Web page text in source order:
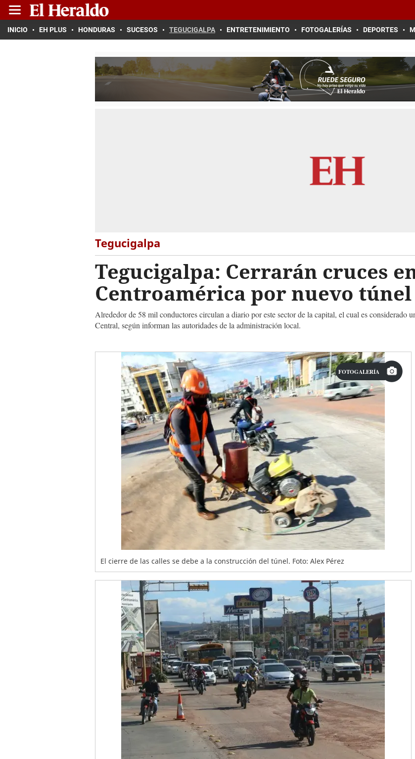
INICIO EH PLUS HONDURAS SUCESOS TEGUCIGALPA ENTRETENIMIENTO FOTOGALERÍAS DEPORTES
Tegucigalpa
Tegucigalpa: Cerrarán cruces
Centroamérica por nuevo túnel
Alrededor de 58 mil conductores circulan a diario por este sector de la capital, el cual es considerado
Central, según informan las autoridades de la administración local.
FOTOGALERÍA
El cierre de las calles se debe a la construcción del túnel. Foto: Alex Pérez